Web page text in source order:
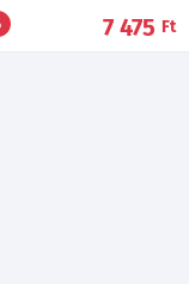
7 475 Ft